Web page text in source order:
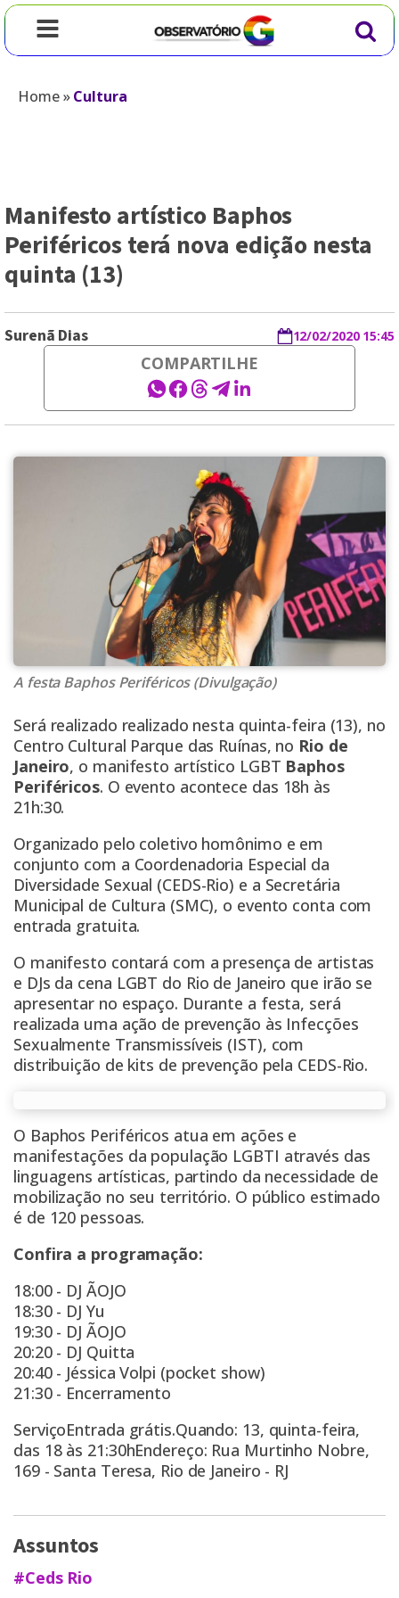
Home»Cultura
Manifesto artístico Baphos
Periféricos terá nova edição nesta
quinta (13)
Surenã Dias 12/02/2020 15:45
COMPARTILHE
A festa Baphos Periféricos (Divulgação)
Será realizado realizado nesta quinta-feira (13), no
Centro Cultural Parque das Ruínas, no Rio de
Janeiro, o manifesto artístico LGBT Baphos
Periféricos. O evento acontece das 18h às
21h:30.
Organizado pelo coletivo homônimo e em
conjunto com a Coordenadoria Especial da
Diversidade Sexual (CEDS-Rio) e a Secretária
Municipal de Cultura (SMC), o evento conta com
entrada gratuita.
O manifesto contará com a presença de artistas
e DJs da cena LGBT do Rio de Janeiro que irão se
apresentar no espaço. Durante a festa, será
realizada uma ação de prevenção às Infecções
Sexualmente Transmissíveis (IST), com
distribuição de kits de prevenção pela CEDS-Rio.
O Baphos Periféricos atua em ações e
manifestações da população LGBTI através das
linguagens artísticas, partindo da necessidade de
mobilização no seu território. O público estimado
é de 120 pessoas.
Confira a programação:
18:00 - DJ ÃOJO
18:30 - DJ Yu
19:30 - DJ ÃOJO
20:20 - DJ Quitta
20:40 - Jéssica Volpi (pocket show)
21:30 - Encerramento
ServiçoEntrada grátis.Quando: 13, quinta-feira,
das 18 às 21:30hEndereço: Rua Murtinho Nobre,
169 - Santa Teresa, Rio de Janeiro - RJ
Assuntos
#Ceds Rio